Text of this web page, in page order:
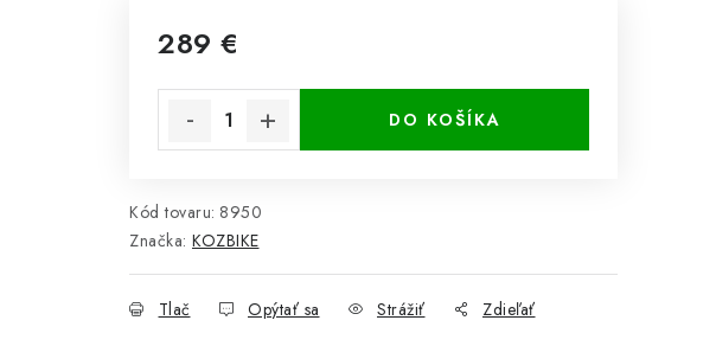
289 €
DO KOŠÍKA
Kód tovaru: 8950
Značka: KOZBIKE
Tlač Opýtať sa Strážiť Zdieľať